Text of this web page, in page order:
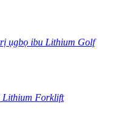
ụgbọ ibu Lithium Golf
Lithium Forklift